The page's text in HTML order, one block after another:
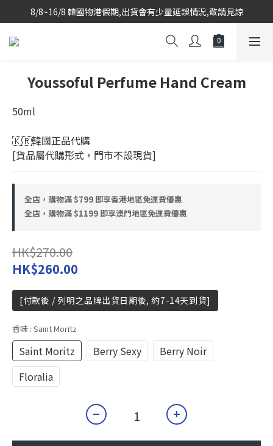
韓國當地代購團隊,每星期韓國直送香港
8/8~16/8 韓國物港假期,出貨會有少量延誤情況,敬請見諒
韓國當地代購團隊,每星期韓國直送香港
Youssoful Perfume Hand Cream
50ml
🇰🇷韓國正品代購
[貨品屬代購形式，門市不設現貨]
全店，購物滿 $799 即享香港地區免運費優惠
全店，購物滿 $1199 即享澳門地區免運費優惠
HK$270.00
HK$260.00
[付款後 / 列明之品牌出貨日期後, 約7-14天到貨]
香味 : Saint Moritz
Saint Moritz Berry Sexy
Berry Noir
Floralia